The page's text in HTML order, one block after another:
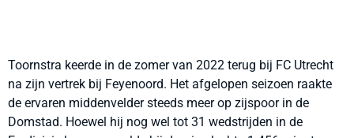
Toornstra keerde in de zomer van 2022 terug bij FC Utrecht
na zijn vertrek bij Feyenoord. Het afgelopen seizoen raakte
de ervaren middenvelder steeds meer op zijspoor in de
Domstad. Hoewel hij nog wel tot 31 wedstrijden in de